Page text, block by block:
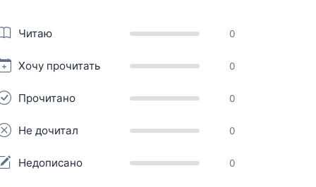
Читаю 0
Хочу прочитать 0
Прочитано 0
Не дочитал 0
Недописано 0